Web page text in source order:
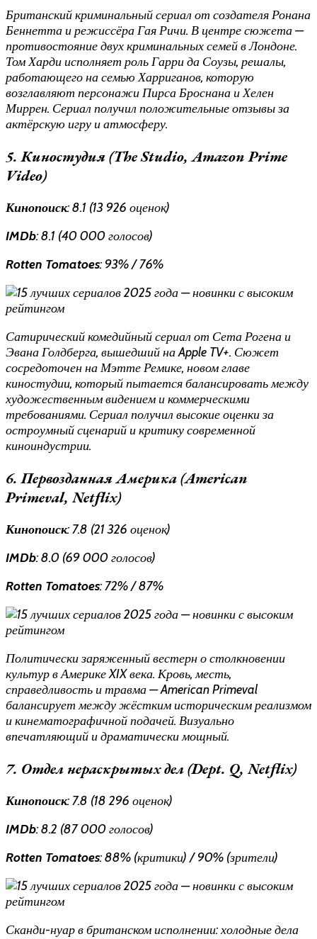
Британский криминальный сериал от создателя Ронана
Беннетта и режиссёра Гая Ричи. В центре сюжета —
противостояние двух криминальных семей в Лондоне.
Том Харди исполняет роль Гарри да Соузы, решалы,
работающего на семью Харриганов, которую
возглавляют персонажи Пирса Броснана и Хелен
Миррен. Сериал получил положительные отзывы за
актёрскую игру и атмосферу.
5. Киностудия (The Studio, Amazon Prime
Video)
Кинопоиск: 8.1 (13 926 оценок)
IMDb: 8.1 (40 000 голосов)
Rotten Tomatoes: 93% / 76%
Сатирический комедийный сериал от Сета Рогена и
Эвана Голдберга, вышедший на Apple TV+. Сюжет
сосредоточен на Мэтте Ремике, новом главе
киностудии, который пытается балансировать между
художественным видением и коммерческими
требованиями. Сериал получил высокие оценки за
остроумный сценарий и критику современной
киноиндустрии.
6. Первозданная Америка (American
Primeval, Netflix)
Кинопоиск: 7.8 (21 326 оценок)
IMDb: 8.0 (69 000 голосов)
Rotten Tomatoes: 72% / 87%
Политически заряженный вестерн о столкновении
культур в Америке XIX века. Кровь, месть,
справедливость и травма — American Primeval
балансирует между жёстким историческим реализмом
и кинематографичной подачей. Визуально
впечатляющий и драматически мощный.
7. Отдел нераскрытых дел (Dept. Q, Netflix)
Кинопоиск: 7.8 (18 296 оценок)
IMDb: 8.2 (87 000 голосов)
Rotten Tomatoes: 88% (критики) / 90% (зрители)
Сканди-нуар в британском исполнении: холодные дела